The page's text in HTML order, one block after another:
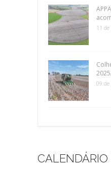
11
09
CALENDÁRIO